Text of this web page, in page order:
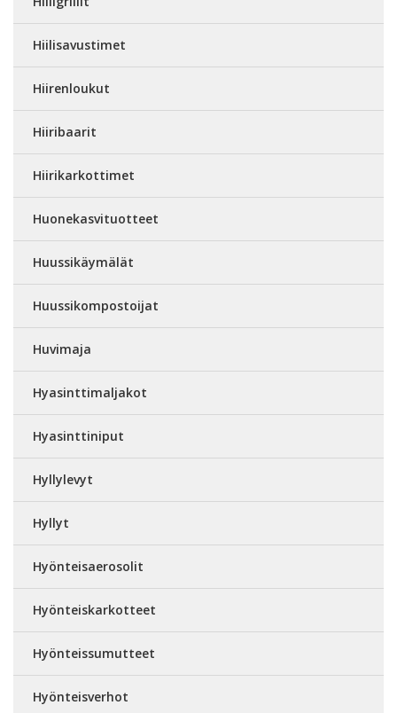
Hiilisavustimet
Hiirenloukut
Hiiribaarit
Hiirikarkottimet
Huonekasvituotteet
Huussikäymälät
Huussikompostoijat
Huvimaja
Hyasinttimaljakot
Hyasinttiniput
Hyllylevyt
Hyllyt
Hyönteisaerosolit
Hyönteiskarkotteet
Hyönteissumutteet
Hyönteisverhot